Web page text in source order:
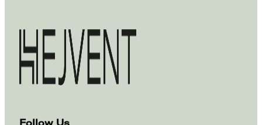
Follow Us